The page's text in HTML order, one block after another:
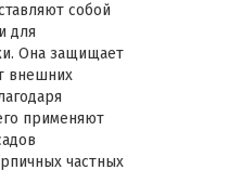
собой
для
Она защищает
внешних
применяют
частных